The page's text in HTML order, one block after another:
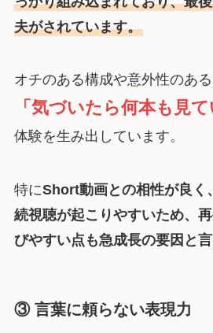
夫がされています。
オチのある構成や意外性のある
「気づいたら何本も見て
体験を生み出しています。
特にShort動画との相性が良く
続視聴が起こりやすいため、
びやすい点も急成長の要因と言
③ 言葉に頼らない表現力